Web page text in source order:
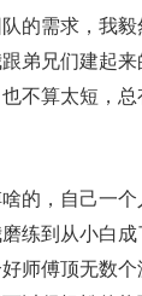
需求，我毅
弟兄们建起
不算太短，总
，自己一个
练到从小白
师傅顶无数